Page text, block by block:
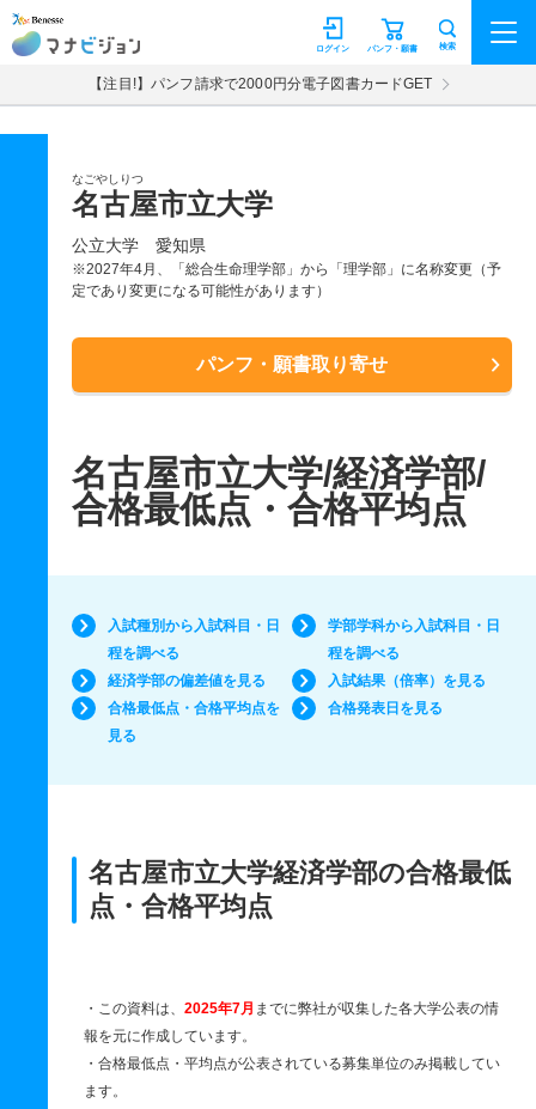
マナビジョン パンフ・願書
ログイン 検索
【注目!】パンフ請求で2000円分電子図書カードGET
なごやしりつ
名古屋市立大学
公立大学 愛知県
※2027年4月、「総合生命理学部」から「理学部」に名称変更（予
定であり変更になる可能性があります）
パンフ・願書取り寄せ
名古屋市立大学/経済学部/
合格最低点・合格平均点
入試種別から入試科目・日
程を調べる
学部学科から入試科目・日
程を調べる
経済学部の偏差値を見る
入試結果（倍率）を見る
合格最低点・合格平均点を
見る
合格発表日を見る
名古屋市立大学経済学部の合格最低
点・合格平均点
・この資料は、 2025年7月 までに弊社が収集した各大学公表の情
報を元に作成しています。
・合格最低点・平均点が公表されている募集単位のみ掲載してい
ます。